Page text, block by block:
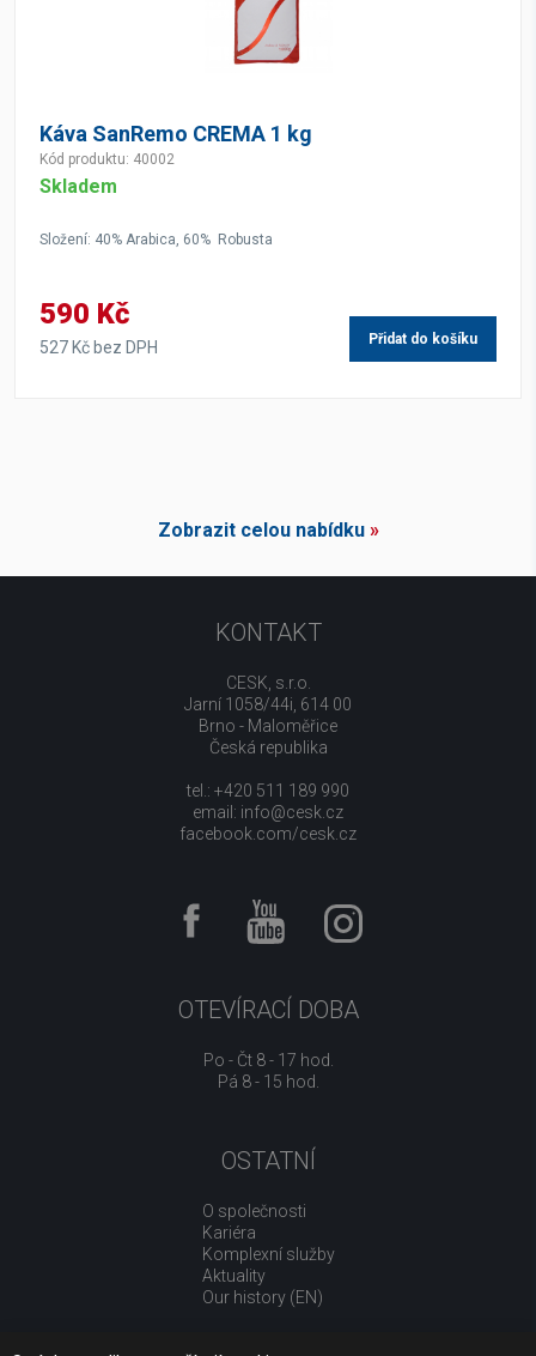
Káva SanRemo CREMA 1 kg
Kód produktu: 40002
Skladem
Složení: 40% Arabica, 60% Robusta
590 Kč
527 Kč bez DPH Přidat do košíku
Zobrazit celou nabídku»
KONTAKT
CESK, s.r.o.
Jarní 1058/44i, 614 00
Brno - Maloměřice
Česká republika
tel.: +420 511 189 990
email: info@cesk.cz
facebook.com/cesk.cz
OTEVÍRACÍ DOBA
Po - Čt 8 - 17 hod.
Pá 8 - 15 hod.
OSTATNÍ
O společnosti
Kariéra
Komplexní služby
Aktuality
Our history (EN)